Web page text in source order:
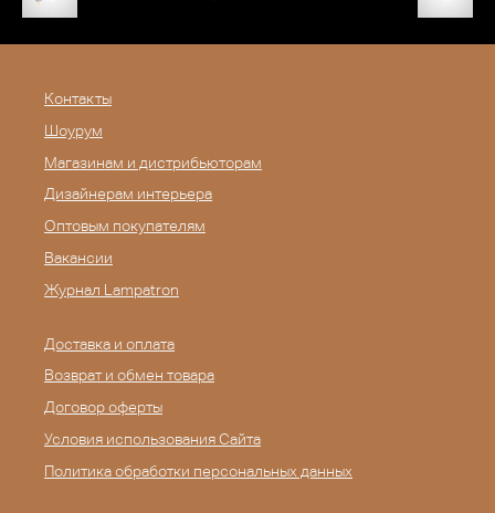
Контакты
Шоурум
Магазинам и дистрибьюторам
Дизайнерам интерьера
Оптовым покупателям
Вакансии
Журнал Lampatron
Доставка и оплата
Возврат и обмен товара
Договор оферты
Условия использования Сайта
Политика обработки персональных данных